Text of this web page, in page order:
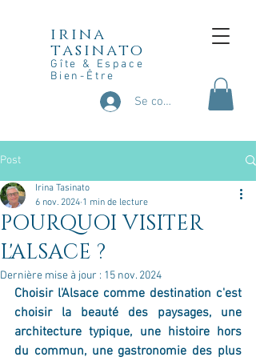
irina
tasinato
Gîte & Espace
Bien-Être
Se connecter
Post
POURQUOI VISITER
L'ALSACE ?
Irina Tasinato
6 nov. 2024 1 min de lecture
Dernière mise à jour : 15 nov. 2024
Choisir l'Alsace comme destination c'est
choisir la beauté des paysages, une
architecture typique, une histoire hors
du commun, une gastronomie des plus